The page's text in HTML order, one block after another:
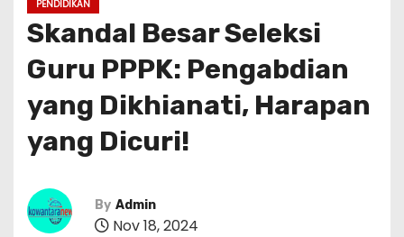
PENDIDIKAN
Skandal Besar Seleksi
Guru PPPK: Pengabdian
yang Dikhianati, Harapan
yang Dicuri!
By Admin
Nov 18, 2024